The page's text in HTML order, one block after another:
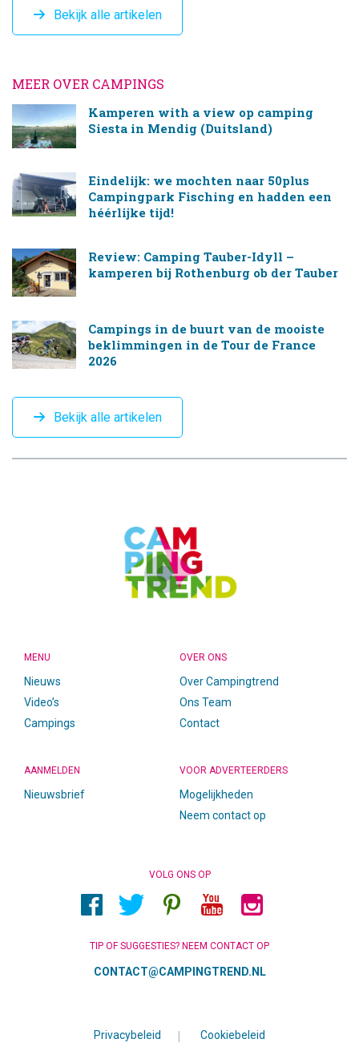
Bekijk alle artikelen
MEER OVER CAMPINGS
Kamperen with a view op camping
Siesta in Mendig (Duitsland)
Eindelijk: we mochten naar 50plus
Campingpark Fisching en hadden een
héérlijke tijd!
Review: Camping Tauber-Idyll –
kamperen bij Rothenburg ob der Tauber
Campings in de buurt van de mooiste
beklimmingen in de Tour de France
2026
Bekijk alle artikelen
MENU
Nieuws
Video’s
Campings
OVER ONS
Over Campingtrend
Ons Team
Contact
AANMELDEN
Nieuwsbrief
VOOR ADVERTEERDERS
Mogelijkheden
Neem contact op
VOLG ONS OP
TIP OF SUGGESTIES? NEEM CONTACT OP
CONTACT@CAMPINGTREND.NL
Privacybeleid | Cookiebeleid